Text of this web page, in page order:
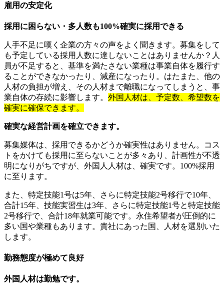
雇用の安定化
採用に困らない・多人数も100%確実に採用できる
人手不足に嘆く企業の方々の声をよく聞きます。募集をして
も予定している採用人数に達しないことはありませんか？人
員が不足すると、基準を満たさない業種は事業自体を履行す
ることができなかったり、減産になったり。はたまた、他の
人材の負担が増え、その人材まで離職になってしまうと、事
業自体の存続に影響します。 外国人材は、予定数、希望数を
確実に確保できます。
確実な経営計画を確立できます。
募集媒体は、採用できるかどうか確実性はありません。コス
トをかけても採用に至らないことが多々あり、計画性が不透
明になりがちですが、外国人人材は、確実です。100%採用
に至ります。
また、特定技能1号は5年、さらに特定技能2号移行で10年、
合計15年、技能実習生は3年、さらに特定技能1号と特定技能
2号移行で、合計18年就業可能です。永住希望者が圧倒的に
多い国や業種もあります。貴社にあった国、人材を選別いた
します。
勤務態度が極めて良好
外国人材は勤勉です。